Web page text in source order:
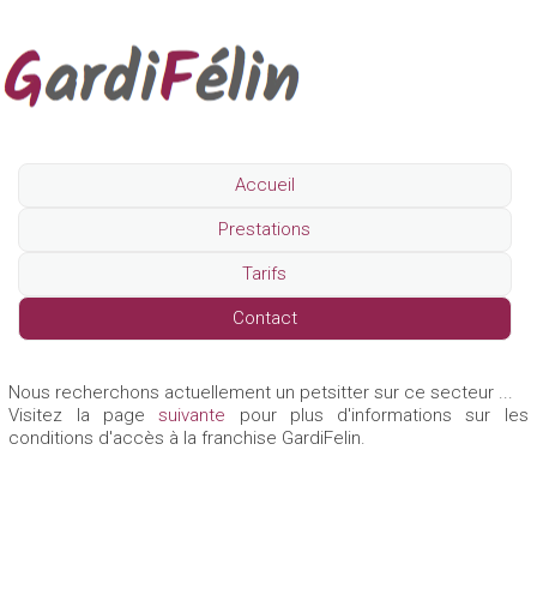
Accueil
Prestations
Tarifs
Contact
Nous recherchons actuellement un petsitter sur ce secteur ...
Visitez la pagesuivante pour plus d'informations sur les
conditions d'accès à la franchise GardiFelin.